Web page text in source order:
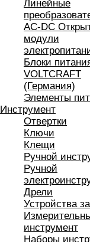
Линейные
AC-DC
модули
Блоки
VOLTCRAFT
(Германия)
Элементы
Инструмент
Отвертки
Ключи
Клещи
Ручной
Ручной
Дрели
Устройства
инструмент
Наборы